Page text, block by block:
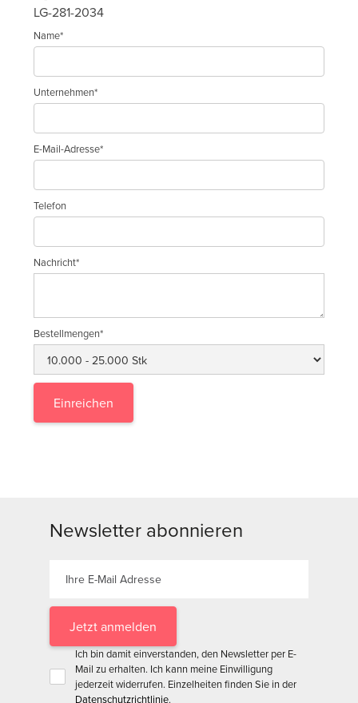
LG-281-2034
Name*
Unternehmen*
E-Mail-Adresse*
Telefon
Nachricht*
Bestellmengen*
Newsletter abonnieren
Ich bin damit einverstanden, den Newsletter per E-
Mail zu erhalten. Ich kann meine Einwilligung
jederzeit widerrufen. Einzelheiten finden Sie in der
Datenschutzrichtlinie.